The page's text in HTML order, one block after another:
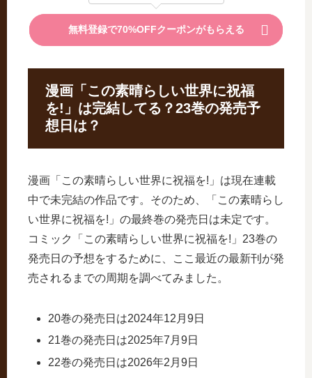
無料登録で70%OFFクーポンがもらえる
漫画「この素晴らしい世界に祝福
を!」は完結してる？23巻の発売予
想日は？
漫画「この素晴らしい世界に祝福を!」は現在連載
中で未完結の作品です。そのため、「この素晴らし
い世界に祝福を!」の最終巻の発売日は未定です。
コミック「この素晴らしい世界に祝福を!」23巻の
発売日の予想をするために、ここ最近の最新刊が発
売されるまでの周期を調べてみました。
20巻の発売日は2024年12月9日
21巻の発売日は2025年7月9日
22巻の発売日は2026年2月9日